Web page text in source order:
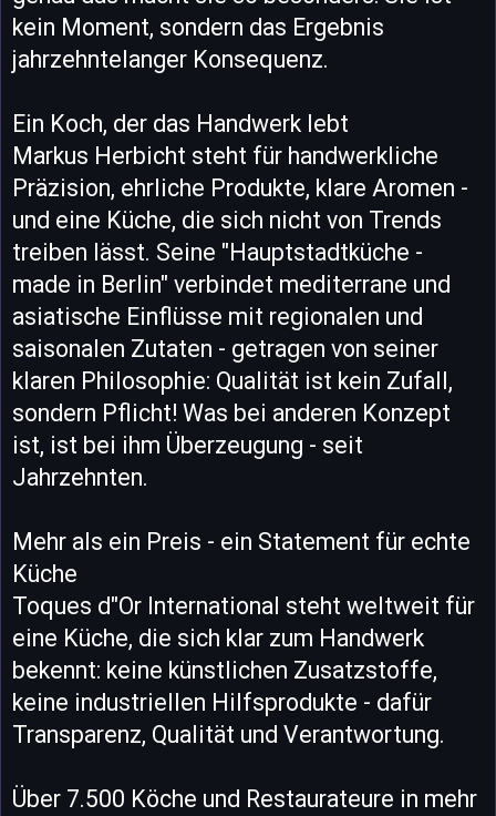
kein Moment, sondern das Ergebnis
jahrzehntelanger Konsequenz.
Ein Koch, der das Handwerk lebt
Markus Herbicht steht für handwerkliche
Präzision, ehrliche Produkte, klare Aromen -
und eine Küche, die sich nicht von Trends
treiben lässt. Seine "Hauptstadtküche -
made in Berlin" verbindet mediterrane und
asiatische Einflüsse mit regionalen und
saisonalen Zutaten - getragen von seiner
klaren Philosophie: Qualität ist kein Zufall,
sondern Pflicht! Was bei anderen Konzept
ist, ist bei ihm Überzeugung - seit
Jahrzehnten.
Mehr als ein Preis - ein Statement für echte
Küche
Toques d"Or International steht weltweit für
eine Küche, die sich klar zum Handwerk
bekennt: keine künstlichen Zusatzstoffe,
keine industriellen Hilfsprodukte - dafür
Transparenz, Qualität und Verantwortung.
Über 7.500 Köche und Restaurateure in mehr